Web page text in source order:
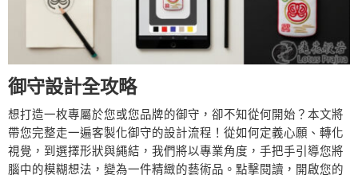
御守設計全攻略
想打造一枚專屬於您或您品牌的御守，卻不知從何開始？本文將
帶您完整走一遍客製化御守的設計流程！從如何定義心願、轉化
視覺，到選擇形狀與繩結，我們將以專業角度，手把手引導您將
腦中的模糊想法，變為一件精緻的藝術品。點擊閱讀，開啟您的